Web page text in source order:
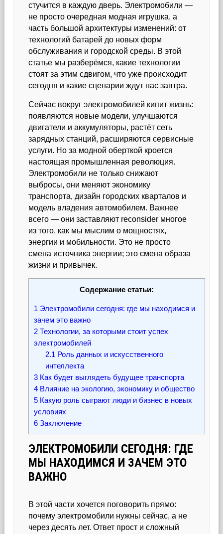
стучится в каждую дверь. Электромобили —
не просто очередная модная игрушка, а
часть большой архитектуры изменений: от
технологий батарей до новых форм
обслуживания и городской среды. В этой
статье мы разберёмся, какие технологии
стоят за этим сдвигом, что уже происходит
сегодня и какие сценарии ждут нас завтра.
Сейчас вокруг электромобилей кипит жизнь:
появляются новые модели, улучшаются
двигатели и аккумуляторы, растёт сеть
зарядных станций, расширяются сервисные
услуги. Но за модной оберткой кроется
настоящая промышленная революция.
Электромобили не только снижают
выбросы, они меняют экономику
транспорта, дизайн городских кварталов и
модель владения автомобилем. Важнее
всего — они заставляют reconsider многое
из того, как мы мыслим о мощностях,
энергии и мобильности. Это не просто
смена источника энергии; это смена образа
жизни и привычек.
Содержание статьи:
1 Электромобили сегодня: где мы находимся и
зачем это важно
2 Технологии, за которыми стоит успех
электромобилей
2.1 Роль данных и искусственного
интеллекта
3 Как будет выглядеть будущее транспорта
4 Влияние на экологию, экономику и общество
5 Какую роль сыграют люди и бизнес в новых
условиях
6 Заключение
ЭЛЕКТРОМОБИЛИ СЕГОДНЯ: ГДЕ
МЫ НАХОДИМСЯ И ЗАЧЕМ ЭТО
ВАЖНО
В этой части хочется поговорить прямо:
почему электромобили нужны сейчас, а не
через десять лет. Ответ прост и сложный